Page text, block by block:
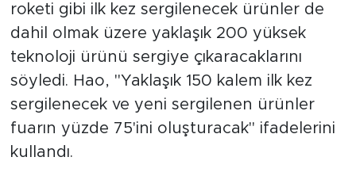
roketi gibi ilk kez sergilenecek ürünler de
dahil olmak üzere yaklaşık 200 yüksek
teknoloji ürünü sergiye çıkaracaklarını
söyledi. Hao, "Yaklaşık 150 kalem ilk kez
sergilenecek ve yeni sergilenen ürünler
fuarın yüzde 75'ini oluşturacak" ifadelerini
kullandı.